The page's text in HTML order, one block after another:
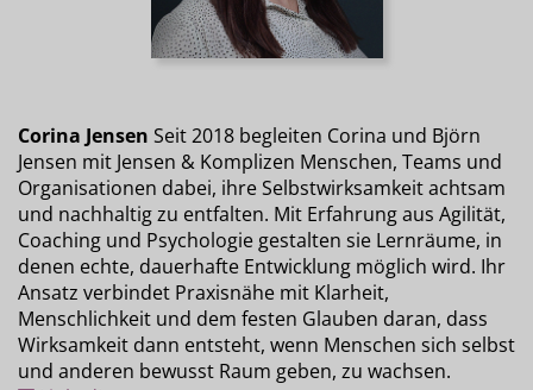
Corina Jensen Seit 2018 begleiten Corina und Björn
Jensen mit Jensen & Komplizen Menschen, Teams und
Organisationen dabei, ihre Selbstwirksamkeit achtsam
und nachhaltig zu entfalten. Mit Erfahrung aus Agilität,
Coaching und Psychologie gestalten sie Lernräume, in
denen echte, dauerhafte Entwicklung möglich wird. Ihr
Ansatz verbindet Praxisnähe mit Klarheit,
Menschlichkeit und dem festen Glauben daran, dass
Wirksamkeit dann entsteht, wenn Menschen sich selbst
und anderen bewusst Raum geben, zu wachsen.